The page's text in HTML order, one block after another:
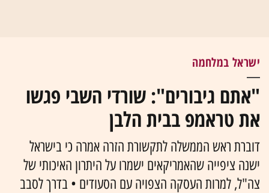
ישראל במלחמה
"אתם גיבורים": שורדי השבי פגשו
את טראמפ בבית הלבן
דוברת ראש הממשלה לתקשורת הזרה אמרה כי בישראל
ישנה ציפייה שהאמריקאים ישמרו על היתרון האיכותי של
צה"ל, למרות העסקה הצפויה עם הסעודים • בדרך לסבב